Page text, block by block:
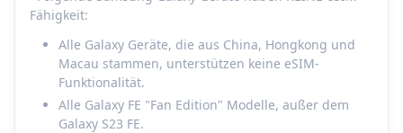
Fähigkeit:
Alle Galaxy Geräte, die aus China, Hongkong und
Macau stammen, unterstützen keine eSIM-
Funktionalität.
Alle Galaxy FE "Fan Edition" Modelle, außer dem
Galaxy S23 FE.